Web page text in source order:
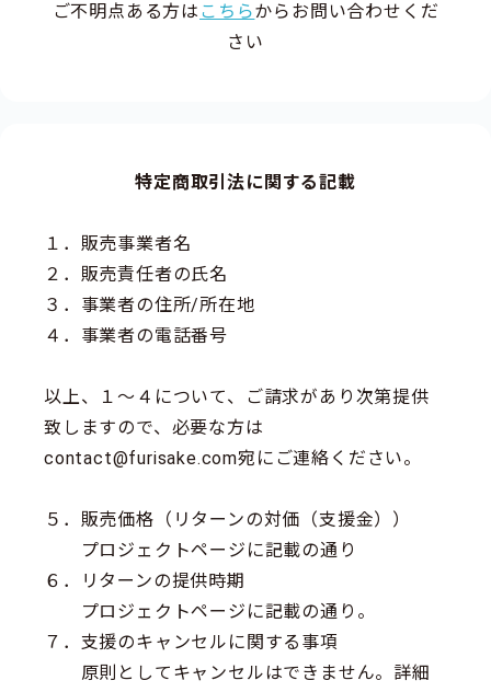
ご不明点ある方は こちらからお問い合わせくだ
さい
特定商取引法に関する記載
１．販売事業者名
２．販売責任者の氏名
３．事業者の住所/所在地
４．事業者の電話番号
以上、１～４について、ご請求があり次第提供
致しますので、必要な方は
contact@furisake.com宛にご連絡ください。
５．販売価格（リターンの対価（支援金））
プロジェクトページに記載の通り
６．リターンの提供時期
プロジェクトページに記載の通り。
７．支援のキャンセルに関する事項
原則としてキャンセルはできません。詳細